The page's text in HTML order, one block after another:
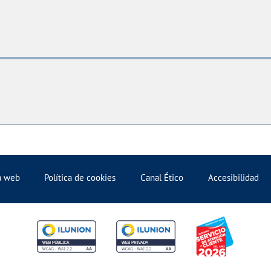
web Política de cookies Canal Ético Accesibilidad